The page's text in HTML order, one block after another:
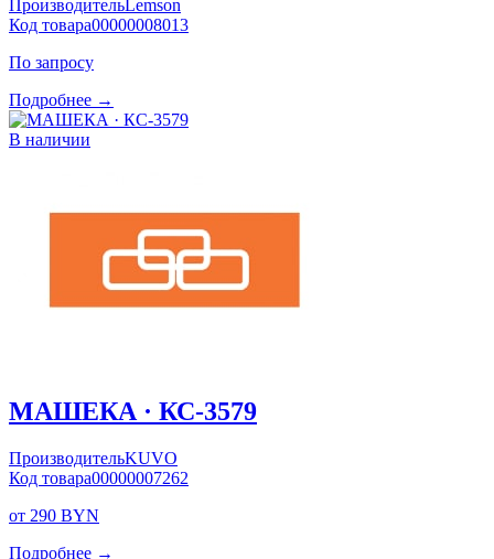
ПроизводительLemson
Код товара00000008013
По запросу
Подробнее →
В наличии
МАШЕКА · КС-3579
ПроизводительKUVO
Код товара00000007262
от 290 BYN
Подробнее →